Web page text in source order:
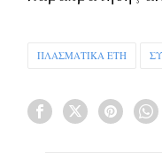
ΠΛΑΣΜΑΤΙΚΑ ΕΤΗ